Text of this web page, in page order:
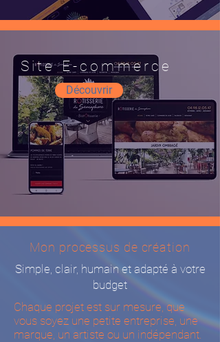
Site E-commerce
Découvrir
Mon processus de création
Simple, clair, humain et adapté à votre
budget
Chaque projet est sur mesure, que
vous soyez une petite entreprise, une
marque, un artiste ou un indépendant.